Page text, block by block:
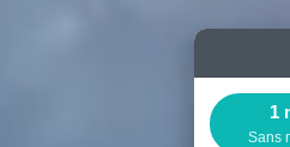
1
Sans